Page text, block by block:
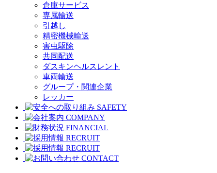
倉庫サービス
専属輸送
引越し
精密機械輸送
害虫駆除
共同配送
ダスキンヘルスレント
車両輸送
グループ・関連企業
レッカー
SAFETY
COMPANY
FINANCIAL
RECRUIT
RECRUIT
CONTACT